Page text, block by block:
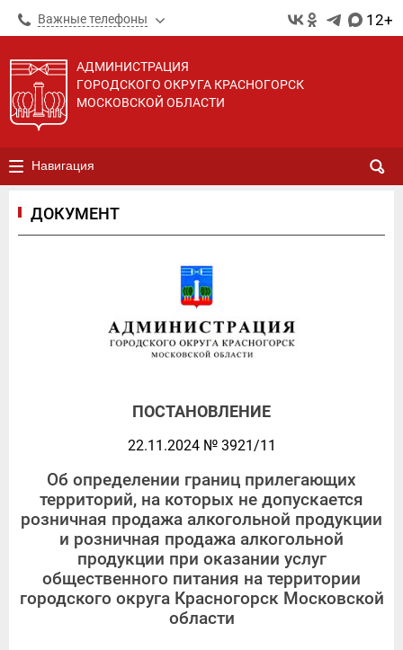
Важные телефоны 12+
АДМИНИСТРАЦИЯ
ГОРОДСКОГО ОКРУГА КРАСНОГОРСК
МОСКОВСКОЙ ОБЛАСТИ
Навигация
ДОКУМЕНТ
ПОСТАНОВЛЕНИЕ
22.11.2024 № 3921/11
Об определении границ прилегающих
территорий, на которых не допускается
розничная продажа алкогольной продукции
и розничная продажа алкогольной
продукции при оказании услуг
общественного питания на территории
городского округа Красногорск Московской
области